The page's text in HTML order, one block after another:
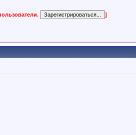
]